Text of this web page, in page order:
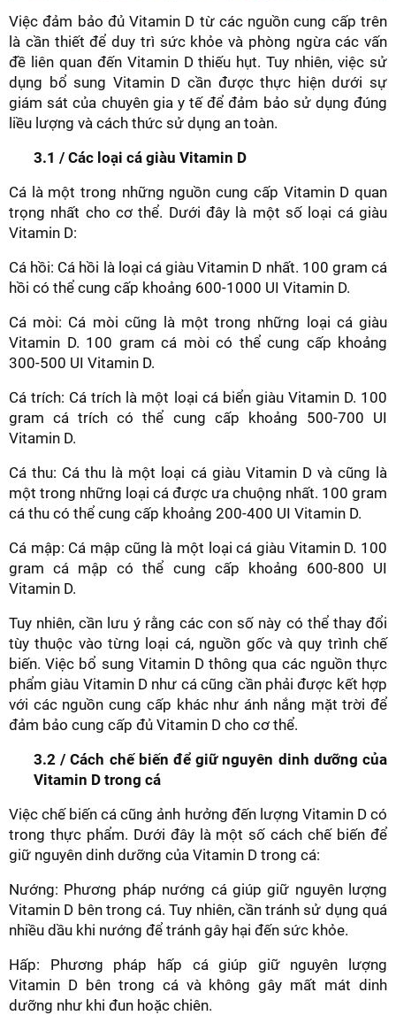
Việc đảm bảo đủ Vitamin D từ các nguồn cung cấp trên
là cần thiết để duy trì sức khỏe và phòng ngừa các vấn
đề liên quan đến Vitamin D thiếu hụt. Tuy nhiên, việc sử
dụng bổ sung Vitamin D cần được thực hiện dưới sự
giám sát của chuyên gia y tế để đảm bảo sử dụng đúng
liều lượng và cách thức sử dụng an toàn.
3.1 / Các loại cá giàu Vitamin D
Cá là một trong những nguồn cung cấp Vitamin D quan
trọng nhất cho cơ thể. Dưới đây là một số loại cá giàu
Vitamin D:
Cá hồi: Cá hồi là loại cá giàu Vitamin D nhất. 100 gram cá
hồi có thể cung cấp khoảng 600-1000 UI Vitamin D.
Cá mòi: Cá mòi cũng là một trong những loại cá giàu
Vitamin D. 100 gram cá mòi có thể cung cấp khoảng
300-500 UI Vitamin D.
Cá trích: Cá trích là một loại cá biển giàu Vitamin D. 100
gram cá trích có thể cung cấp khoảng 500-700 UI
Vitamin D.
Cá thu: Cá thu là một loại cá giàu Vitamin D và cũng là
một trong những loại cá được ưa chuộng nhất. 100 gram
cá thu có thể cung cấp khoảng 200-400 UI Vitamin D.
Cá mập: Cá mập cũng là một loại cá giàu Vitamin D. 100
gram cá mập có thể cung cấp khoảng 600-800 UI
Vitamin D.
Tuy nhiên, cần lưu ý rằng các con số này có thể thay đổi
tùy thuộc vào từng loại cá, nguồn gốc và quy trình chế
biến. Việc bổ sung Vitamin D thông qua các nguồn thực
phẩm giàu Vitamin D như cá cũng cần phải được kết hợp
với các nguồn cung cấp khác như ánh nắng mặt trời để
đảm bảo cung cấp đủ Vitamin D cho cơ thể.
3.2 / Cách chế biến để giữ nguyên dinh dưỡng của
Vitamin D trong cá
Việc chế biến cá cũng ảnh hưởng đến lượng Vitamin D có
trong thực phẩm. Dưới đây là một số cách chế biến để
giữ nguyên dinh dưỡng của Vitamin D trong cá:
Nướng: Phương pháp nướng cá giúp giữ nguyên lượng
Vitamin D bên trong cá. Tuy nhiên, cần tránh sử dụng quá
nhiều dầu khi nướng để tránh gây hại đến sức khỏe.
Hấp: Phương pháp hấp cá giúp giữ nguyên lượng
Vitamin D bên trong cá và không gây mất mát dinh
dưỡng như khi đun hoặc chiên.